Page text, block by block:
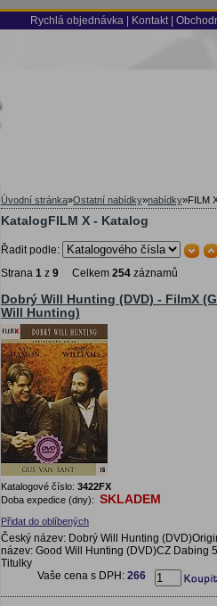
Rychlá objednávka Kontakt
Úvodní stránka»Ostatní nabídky»nabídky»FILM
KatalogFILM X - Katalog
Řadit podle:
Strana 1 z 9 Celkem 254 záznamů
Dobrý Will Hunting (DVD) - FilmX
Will Hunting)
Katalogové číslo: 3422FX
Doba expedice (dny): SKLADEM
Přidat do oblíbených
Český název: Dobrý Will Hunting
název: Good Will Hunting (DVD)CZ Dabing
Titulky
Vaše cena s DPH: 266